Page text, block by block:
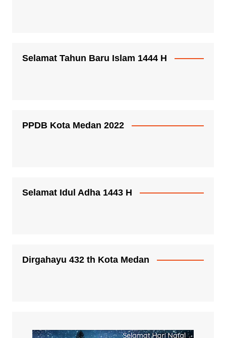
Selamat Tahun Baru Islam 1444 H
PPDB Kota Medan 2022
Selamat Idul Adha 1443 H
Dirgahayu 432 th Kota Medan